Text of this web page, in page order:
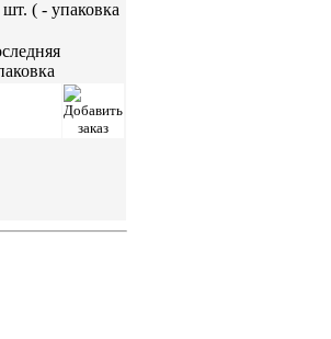
шт. ( - упаковка